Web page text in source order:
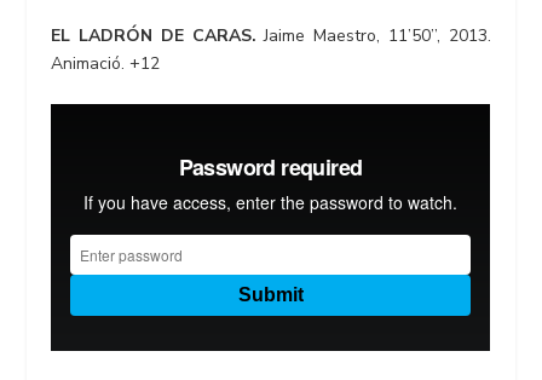
EL LADRÓN DE CARAS.Jaime Maestro, 11’50’’, 2013.
Animació. +12